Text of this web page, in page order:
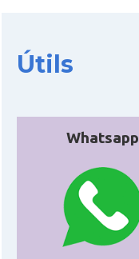
Útils
Whatsapp